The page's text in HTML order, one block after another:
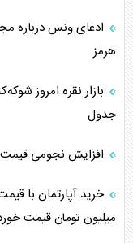
ادعای ونس درباره
هرمز
بازار نقره امروز
جدول
افزایش نجومی
میلیون تومان قیمت